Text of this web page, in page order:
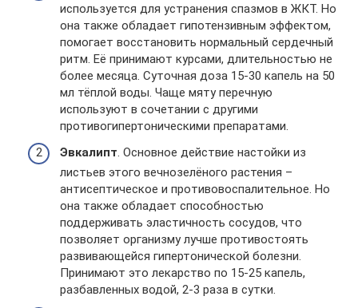
используется для устранения спазмов в ЖКТ. Но
она также обладает гипотензивным эффектом,
помогает восстановить нормальный сердечный
ритм. Её принимают курсами, длительностью не
более месяца. Суточная доза 15-30 капель на 50
мл тёплой воды. Чаще мяту перечную
используют в сочетании с другими
противогипертоническими препаратами.
Эвкалипт. Основное действие настойки из
листьев этого вечнозелёного растения –
антисептическое и противовоспалительное. Но
она также обладает способностью
поддерживать эластичность сосудов, что
позволяет организму лучше противостоять
развивающейся гипертонической болезни.
Принимают это лекарство по 15-25 капель,
разбавленных водой, 2-3 раза в сутки.